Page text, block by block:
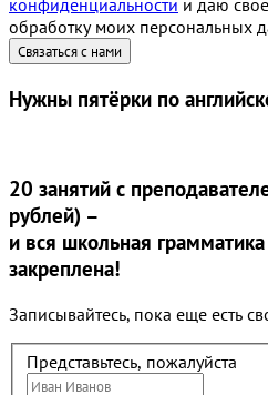
обработку моих персональных
Нужны пятёрки по
20 занятий с
рублей) –
и вся школьная
закреплена!
Записывайтесь, пока еще есть
Представьтесь, пожалуйста